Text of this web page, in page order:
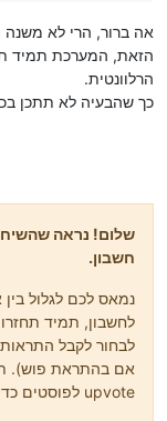
אה ברור, הרי לא משנה
הזאת, המערכת תמיד
הרלוונטית.
כך שהבעיה לא תתכן
שלום! נראה שהשיחה
חשבון.
נמאס לכם לגלול
לחשבון, תמיד
לבחור לקבל התראות
אם בהתראת פוש).
upvote לפוסטים כדי להביע הערכה לחברי קהילה אחרים.